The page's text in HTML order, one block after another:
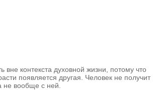
контекста духовной жизни, потому что
появляется другая. Человек не получит
не вообще с ней.